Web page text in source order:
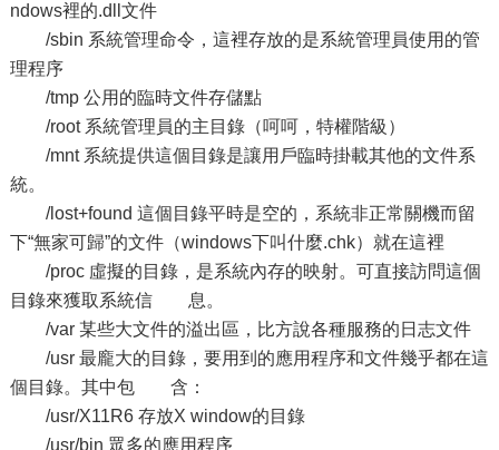
ndows裡的.dll文件
/sbin 系統管理命令，這裡存放的是系統管理員使用的管
理程序
/tmp 公用的臨時文件存儲點
/root 系統管理員的主目錄（呵呵，特權階級）
/mnt 系統提供這個目錄是讓用戶臨時掛載其他的文件系
統。
/lost+found 這個目錄平時是空的，系統非正常關機而留
下“無家可歸”的文件（windows下叫什麼.chk）就在這裡
/proc 虛擬的目錄，是系統內存的映射。可直接訪問這個
目錄來獲取系統信 息。
/var 某些大文件的溢出區，比方說各種服務的日志文件
/usr 最龐大的目錄，要用到的應用程序和文件幾乎都在這
個目錄。其中包 含：
/usr/X11R6 存放X window的目錄
/usr/bin 眾多的應用程序